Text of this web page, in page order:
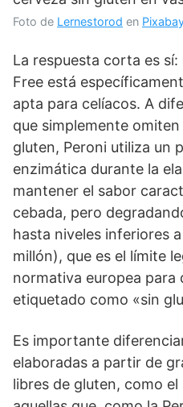
Foto de Lernestorod en
La respuesta corta es
Free está
apta para celíacos. A
que simplemente
gluten, Peroni utiliza un
enzimática durante la
mantener el sabor
cebada, pero
hasta niveles inferiores
millón), que es el límite
normativa europea para
etiquetado como «sin
Es importante
elaboradas a partir de
libres de gluten, como